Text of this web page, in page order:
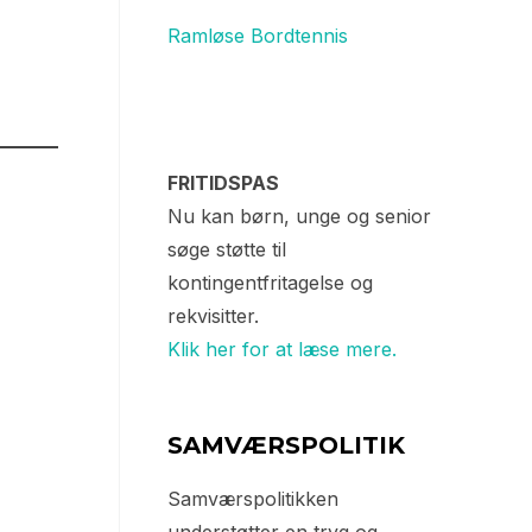
Ramløse Bordtennis
FRITIDSPAS
Nu kan børn, unge og senior
søge støtte til
kontingentfritagelse og
rekvisitter.
Klik her for at læse mere.
SAMVÆRSPOLITIK
Samværspolitikken